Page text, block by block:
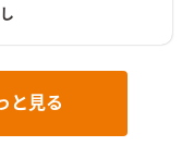
と見る